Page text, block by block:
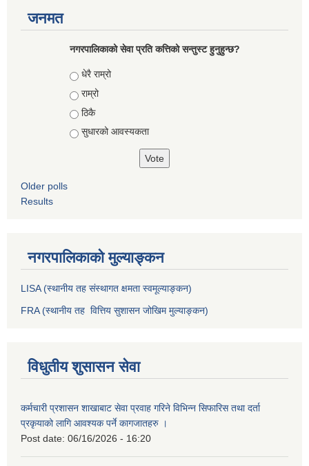
जनमत
नगरपालिकाको सेवा प्रति कत्तिको सन्तुस्ट हुनुहुन्छ?
Choices
धेरै राम्रो
राम्रो
ठिकै
सुधारको आवस्यकता
Older polls
Results
नगरपालिकाको मुल्याङ्कन
LISA (स्थानीय तह संस्थागत क्षमता स्वमूल्याङ्कन)
FRA (स्थानीय तह वित्तिय सुशासन जोखिम मुल्याङ्कन)
विधुतीय शुसासन सेवा
कर्मचारी प्रशासन शाखाबाट सेवा प्रवाह गरिने विभिन्न सिफारिस तथा दर्ता
प्रकृयाको लागि आवश्यक पर्ने कागजातहरु ।
Post date: 06/16/2026 - 16:20